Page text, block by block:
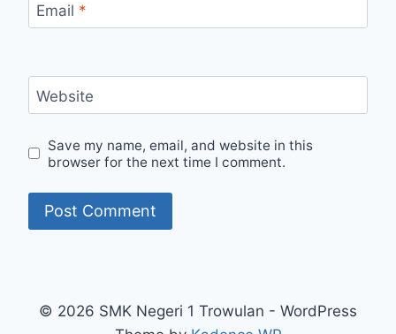
Email *
Website
Save my name, email, and website in this
browser for the next time I comment.
© 2026 SMK Negeri 1 Trowulan - WordPress